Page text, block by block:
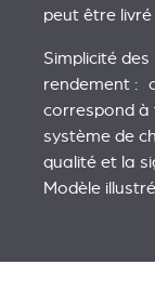
peut être
Simplicité
rendement :
correspond à
système de
qualité et la
Modèle